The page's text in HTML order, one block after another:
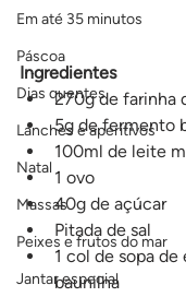
Em até 35 minutos
Páscoa
Dias quentes
Lanches e aperitivos
Natal
Massas
Peixes e frutos do mar
Jantar especial
Ingredientes
270g de farinha
5g de fermento
100ml de leite
1 ovo
40g de açúcar
Pitada de sal
1 col de sopa
baunilha